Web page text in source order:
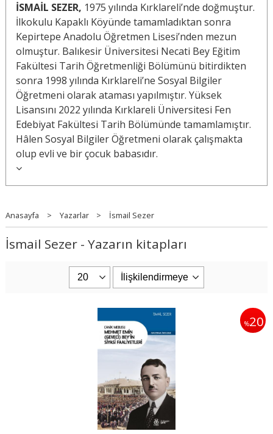
İSMAİL SEZER, 1975 yılında Kırklareli’nde doğmuştur.
İlkokulu Kapaklı Köyünde tamamladıktan sonra
Kepirtepe Anadolu Öğretmen Lisesi’nden mezun
olmuştur. Balıkesir Üniversitesi Necati Bey Eğitim
Fakültesi Tarih Öğretmenliği Bölümünü bitirdikten
sonra 1998 yılında Kırklareli’ne Sosyal Bilgiler
Öğretmeni olarak ataması yapılmıştır. Yüksek
Lisansını 2022 yılında Kırklareli Üniversitesi Fen
Edebiyat Fakültesi Tarih Bölümünde tamamlamıştır.
Hâlen Sosyal Bilgiler Öğretmeni olarak çalışmakta
olup evli ve bir çocuk babasıdır.
Anasayfa > Yazarlar > İsmail Sezer
İsmail Sezer - Yazarın kitapları
%20